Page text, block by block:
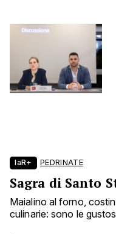
laR+ PEDRINATE
Sagra di Santo
Maialino al forno,
culinarie: sono le